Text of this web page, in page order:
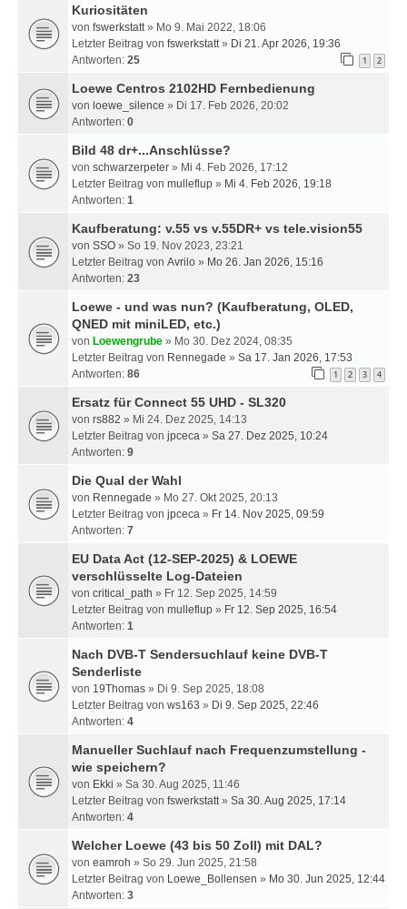
Kuriositäten
von fswerkstatt» Mo 9. Mai 2022, 18:06
Letzter Beitrag von fswerkstatt» Di 21. Apr 2026, 19:36
Antworten: 25 1 2
Loewe Centros 2102HD Fernbedienung
von loewe_silence » Di 17. Feb 2026, 20:02
Antworten: 0
Bild 48 dr+...Anschlüsse?
von schwarzerpeter » Mi 4. Feb 2026, 17:12
Letzter Beitrag von mulleflup » Mi 4. Feb 2026, 19:18
Antworten: 1
Kaufberatung: v.55 vs v.55DR+ vs tele.vision55
von SSO » So 19. Nov 2023, 23:21
Letzter Beitrag von Avrilo » Mo 26. Jan 2026, 15:16
Antworten: 23
Loewe - und was nun? (Kaufberatung, OLED,
QNED mit miniLED, etc.)
von Loewengrube » Mo 30. Dez 2024, 08:35
Letzter Beitrag von Rennegade » Sa 17. Jan 2026, 17:53
Antworten: 86 1 2 3 4
Ersatz für Connect 55 UHD - SL320
von rs882 » Mi 24. Dez 2025, 14:13
Letzter Beitrag von jpceca » Sa 27. Dez 2025, 10:24
Antworten: 9
Die Qual der Wahl
von Rennegade » Mo 27. Okt 2025, 20:13
Letzter Beitrag von jpceca » Fr 14. Nov 2025, 09:59
Antworten: 7
EU Data Act (12-SEP-2025) & LOEWE
verschlüsselte Log-Dateien
von critical_path » Fr 12. Sep 2025, 14:59
Letzter Beitrag von mulleflup » Fr 12. Sep 2025, 16:54
Antworten: 1
Nach DVB-T Sendersuchlauf keine DVB-T
Senderliste
von 19Thomas » Di 9. Sep 2025, 18:08
Letzter Beitrag von ws163 » Di 9. Sep 2025, 22:46
Antworten: 4
Manueller Suchlauf nach Frequenzumstellung -
wie speichern?
von Ekki » Sa 30. Aug 2025, 11:46
Letzter Beitrag von fswerkstatt» Sa 30. Aug 2025, 17:14
Antworten: 4
Welcher Loewe (43 bis 50 Zoll) mit DAL?
von eamroh » So 29. Jun 2025, 21:58
Letzter Beitrag von Loewe_Bollensen » Mo 30. Jun 2025, 12:44
Antworten: 3